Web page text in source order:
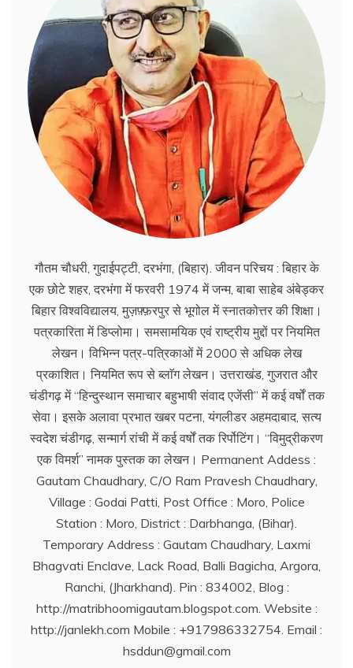
गौतम चौधरी, गुदाईपट्टी, दरभंगा, (बिहार). जीवन परिचय : बिहार के
एक छोटे शहर, दरभंगा में फरवरी 1974 में जन्म, बाबा साहेब अंबेड्कर
बिहार विश्वविद्यालय, मुज़फ़्फ़रपुर से भूगोल में स्नातकोत्तर की शिक्षा।
पत्रकारिता में डिप्लोमा। समसामयिक एवं राष्ट्रीय मुद्दों पर नियमित
लेखन। विभिन्न पत्र-पत्रिकाओं में 2000 से अधिक लेख
प्रकाशित। नियमित रूप से ब्लाॅग लेखन। उत्तराखंड, गुजरात और
चंडीगढ़ में ‘‘हिन्दुस्थान समाचार बहुभाषी संवाद एजेंसी’’ में कई वर्षों तक
सेवा। इसके अलावा प्रभात खबर पटना, यंगलीडर अहमदाबाद, सत्य
स्वदेश चंडीगढ़, सन्मार्ग रांची में कई वर्षों तक रिर्पोटिंग। ‘‘विमुद्रीकरण
एक विमर्श’’ नामक पुस्तक का लेखन। Permanent Addess :
Gautam Chaudhary, C/O Ram Pravesh Chaudhary,
Village : Godai Patti, Post Office : Moro, Police
Station : Moro, District : Darbhanga, (Bihar).
Temporary Address : Gautam Chaudhary, Laxmi
Bhagvati Enclave, Lack Road, Balli Bagicha, Argora,
Ranchi, (Jharkhand). Pin : 834002, Blog :
http://matribhoomigautam.blogspot.com. Website :
http://janlekh.com Mobile : +917986332754. Email :
hsddun@gmail.com